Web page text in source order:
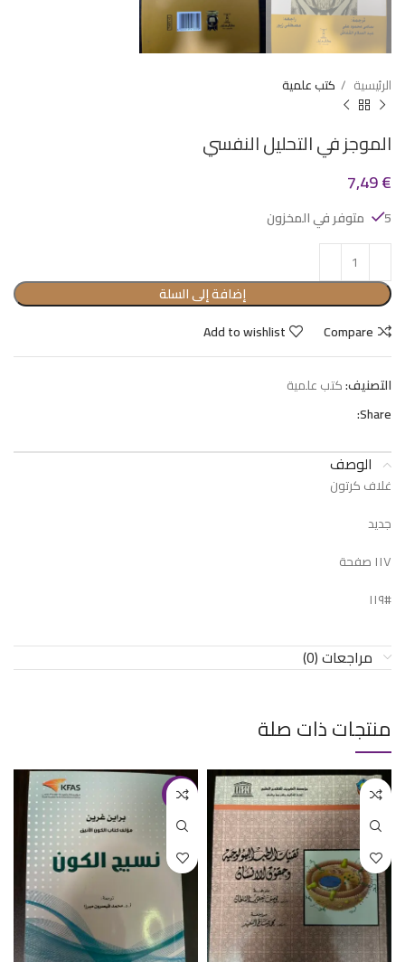
الرئيسية كتب علمية
الموجز في التحليل النفسي
7,49€
5 متوفر في المخزون
إضافة إلى السلة
Compare
Add to wishlist
التصنيف:كتب علمية
Share:
الوصف
غلاف كرتون
جديد
١١٧ صفحة
#١١٩
مراجعات (0)
منتجات ذات صلة
-19%